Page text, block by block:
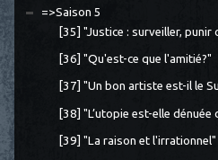
=>Saison 5
[35] "Justice : surveiller, punir
[36] "Qu'est-ce que l'amitié?"
[37] "Un bon artiste est-il le
[38] "L’utopie est-elle dénuée
[39] "La raison et l'irrationnel"